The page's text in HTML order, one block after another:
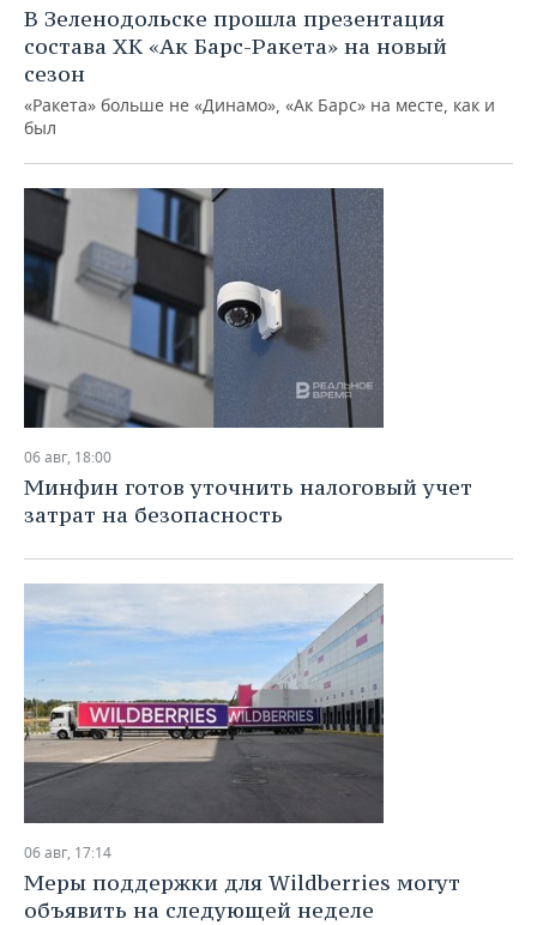
ХОККЕЙ С МЯЧОМ
ПРОИСШЕСТВИЯ
В Зеленодольске прошла презентация
состава ХК «Ак Барс-Ракета» на новый
сезон
«Ракета» больше не «Динамо», «Ак Барс» на месте, как и
был
06 авг, 18:00
Минфин готов уточнить налоговый учет
затрат на безопасность
06 авг, 17:14
Меры поддержки для Wildberries могут
объявить на следующей неделе